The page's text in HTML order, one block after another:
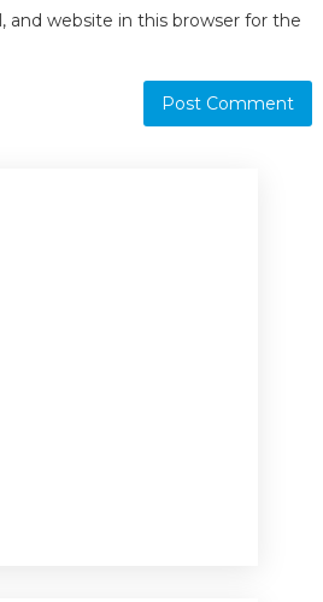
and website in this browser for the